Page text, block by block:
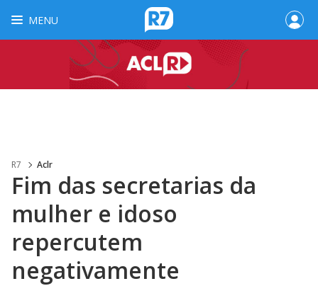
MENU
R7 Aclr
Fim das secretarias da
mulher e idoso
repercutem
negativamente